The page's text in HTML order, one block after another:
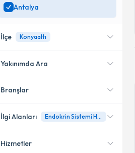
Antalya
İlçe Konyaaltı
Muratpaşa
Konyaaltı
Yakınımda Ara
Konumuma yakın uzmanları
Branşlar
Diyetisyen
İlgi Alanları Endokrin Sistemi Hastalıkları
Hizmetler